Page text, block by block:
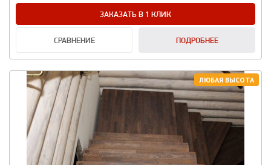
ЗАКАЗАТЬ В 1 КЛИК
СРАВНЕНИЕ ПОДРОБНЕЕ
ЛЮБАЯ ВЫСОТА